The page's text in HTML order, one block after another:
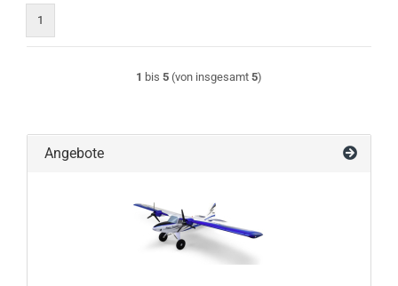
1
1 bis 5 (von insgesamt 5)
Angebote